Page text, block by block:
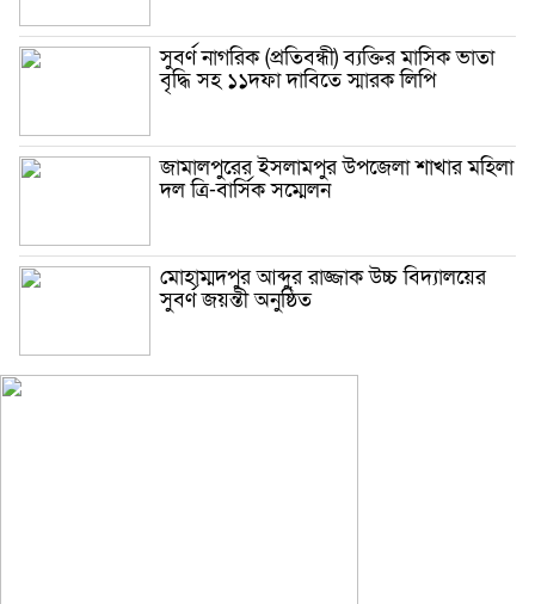
সুবর্ণ নাগরিক (প্রতিবন্ধী) ব্যক্তির মাসিক ভাতা
বৃদ্ধি সহ ১১দফা দাবিতে স্মারক লিপি
জামালপুরের ইসলামপুর উপজেলা শাখার মহিলা
দল ত্রি-বার্সিক সম্মেলন
মোহাম্মদপুর আব্দুর রাজ্জাক উচ্চ বিদ্যালয়ের
সুবর্ণ জয়ন্তী অনুষ্ঠিত